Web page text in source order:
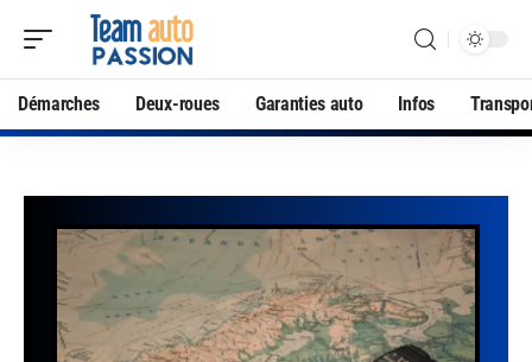
Démarches Deux-roues Garanties auto Infos